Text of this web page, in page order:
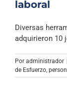
laboral
Diversas
adquirieron 10
Por administrador
de Esfuerzo,